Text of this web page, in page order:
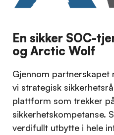
En sikker SOC-
og Arctic Wolf
Gjennom
vi strategisk
plattform som trekker
sikkerhetskompetanse.
verdifullt utbytte i hele